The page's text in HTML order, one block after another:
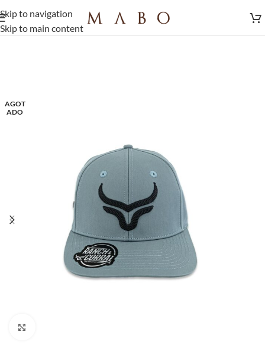
Skip to navigation
Skip to main content
AGOT
ADO